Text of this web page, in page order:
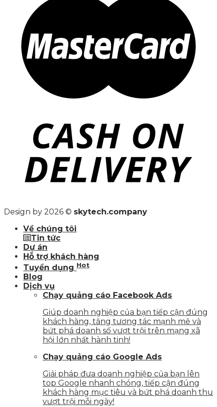
Design by 2026 © skytech.company
Về chúng tôi
Tin tức
Dự án
Hỗ trợ khách hàng
Tuyển dụng Hot
Blog
Dịch vụ
Chạy quảng cáo Facebook Ads
Giúp doanh nghiệp của bạn tiếp cận đúng
khách hàng, tăng tương tác mạnh mẽ và
bứt phá doanh số vượt trội trên mạng xã
hội lớn nhất hành tinh!
Chạy quảng cáo Google Ads
Giải pháp đưa doanh nghiệp của bạn lên
top Google nhanh chóng, tiếp cận đúng
khách hàng mục tiêu và bứt phá doanh thu
vượt trội mỗi ngày!